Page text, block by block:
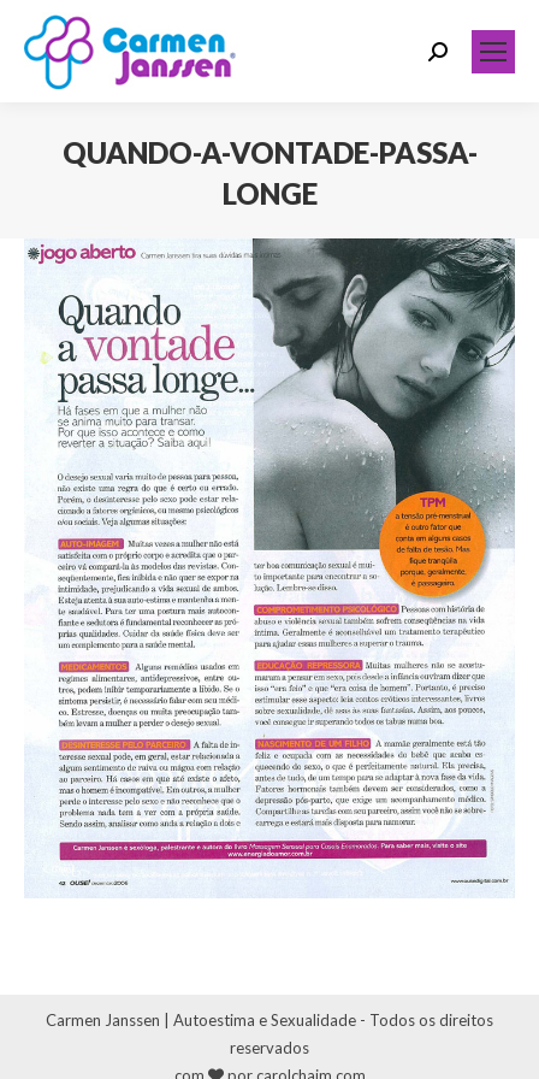
Search:
QUANDO-A-VONTADE-PASSA-
LONGE
Carmen Janssen | Autoestima e Sexualidade - Todos os direitos
reservados